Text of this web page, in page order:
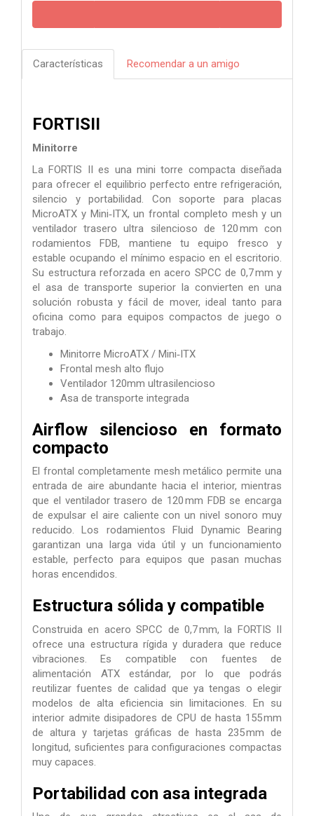
Características Recomendar a un amigo
FORTISII
Minitorre
La FORTIS II es una mini torre compacta diseñada
para ofrecer el equilibrio perfecto entre refrigeración,
silencio y portabilidad. Con soporte para placas
MicroATX y Mini‑ITX, un frontal completo mesh y un
ventilador trasero ultra silencioso de 120 mm con
rodamientos FDB, mantiene tu equipo fresco y
estable ocupando el mínimo espacio en el escritorio.
Su estructura reforzada en acero SPCC de 0,7 mm y
el asa de transporte superior la convierten en una
solución robusta y fácil de mover, ideal tanto para
oficina como para equipos compactos de juego o
trabajo.
Minitorre MicroATX / Mini‑ITX
Frontal mesh alto flujo
Ventilador 120mm ultrasilencioso
Asa de transporte integrada
Airflow silencioso en formato
compacto
El frontal completamente mesh metálico permite una
entrada de aire abundante hacia el interior, mientras
que el ventilador trasero de 120 mm FDB se encarga
de expulsar el aire caliente con un nivel sonoro muy
reducido. Los rodamientos Fluid Dynamic Bearing
garantizan una larga vida útil y un funcionamiento
estable, perfecto para equipos que pasan muchas
horas encendidos.
Estructura sólida y compatible
Construida en acero SPCC de 0,7 mm, la FORTIS II
ofrece una estructura rígida y duradera que reduce
vibraciones. Es compatible con fuentes de
alimentación ATX estándar, por lo que podrás
reutilizar fuentes de calidad que ya tengas o elegir
modelos de alta eficiencia sin limitaciones. En su
interior admite disipadores de CPU de hasta 155 mm
de altura y tarjetas gráficas de hasta 235 mm de
longitud, suficientes para configuraciones compactas
muy capaces.
Portabilidad con asa integrada